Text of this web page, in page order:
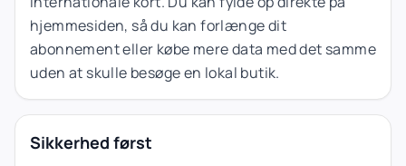
hjemmesiden, så du kan forlænge dit
abonnement eller købe mere data med det samme
uden at skulle besøge en lokal butik.
Sikkerhed først